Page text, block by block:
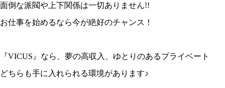
面倒な派閥や上下関係は一切ありません!!
お仕事を始めるなら今が絶好のチャンス！
『VICUS』なら、夢の高収入、ゆとりのあるプライベート
どちらも手に入れられる環境があります♪